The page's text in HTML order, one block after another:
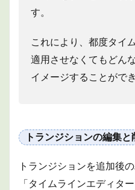
す。
これにより、都度タイ
適用させなくてもどん
イメージすることがで
トランジションの編集と
トランジションを追加後
「タイムラインエディタ